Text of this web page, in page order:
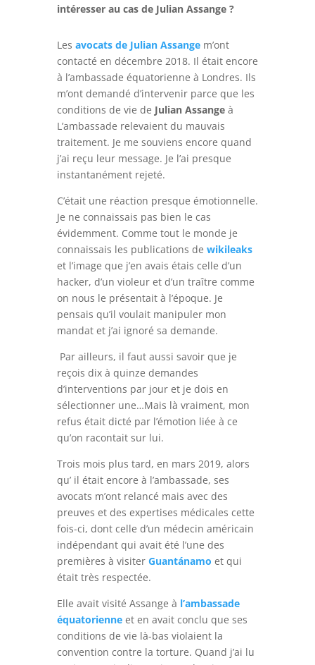
intéresser au cas de Julian Assange ?
Les avocats de Julian Assange m’ont
contacté en décembre 2018. Il était encore
à l’ambassade équatorienne à Londres. Ils
m’ont demandé d’intervenir parce que les
conditions de vie de Julian Assange à
L’ambassade relevaient du mauvais
traitement. Je me souviens encore quand
j’ai reçu leur message. Je l’ai presque
instantanément rejeté.
C’était une réaction presque émotionnelle.
Je ne connaissais pas bien le cas
évidemment. Comme tout le monde je
connaissais les publications de wikileaks
et l’image que j’en avais étais celle d’un
hacker, d’un violeur et d’un traître comme
on nous le présentait à l’époque. Je
pensais qu’il voulait manipuler mon
mandat et j’ai ignoré sa demande.
Par ailleurs, il faut aussi savoir que je
reçois dix à quinze demandes
d’interventions par jour et je dois en
sélectionner une…Mais là vraiment, mon
refus était dicté par l’émotion liée à ce
qu’on racontait sur lui.
Trois mois plus tard, en mars 2019, alors
qu’ il était encore à l’ambassade, ses
avocats m’ont relancé mais avec des
preuves et des expertises médicales cette
fois-ci, dont celle d’un médecin américain
indépendant qui avait été l’une des
premières à visiter Guantánamo et qui
était très respectée.
Elle avait visité Assange à l’ambassade
équatorienne et en avait conclu que ses
conditions de vie là-bas violaient la
convention contre la torture. Quand j’ai lu